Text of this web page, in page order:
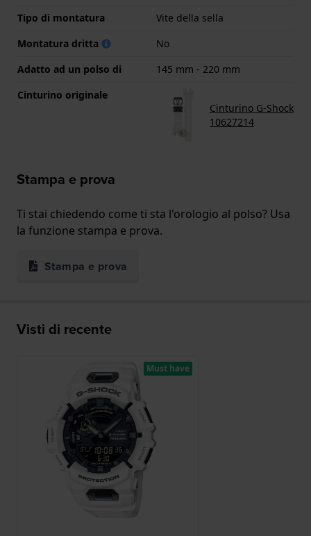
Tipo di montatura
Vite della sella
Montatura dritta
No
Adatto ad un polso di
145 mm - 220 mm
Cinturino originale
Cinturino G-Shock
10627214
Stampa e prova
Ti stai chiedendo come ti sta l'orologio al polso? Usa
la funzione stampa e prova.
Stampa e prova
Visti di recente
Must have